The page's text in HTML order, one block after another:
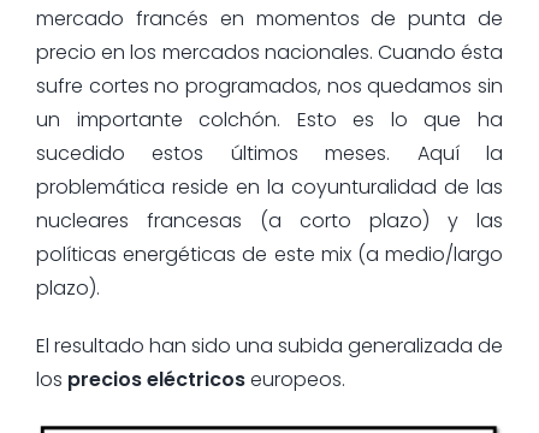
mercado francés en momentos de punta de
precio en los mercados nacionales. Cuando ésta
sufre cortes no programados, nos quedamos sin
un importante colchón. Esto es lo que ha
sucedido estos últimos meses. Aquí la
problemática reside en la coyunturalidad de las
nucleares francesas (a corto plazo) y las
políticas energéticas de este mix (a medio/largo
plazo).
El resultado han sido una subida generalizada de
los precios eléctricoseuropeos.